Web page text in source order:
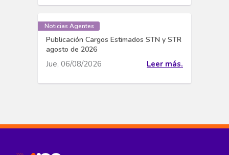
Noticias Agentes
Publicación Cargos Estimados STN y STR
agosto de 2026
Jue, 06/08/2026 Leer más.